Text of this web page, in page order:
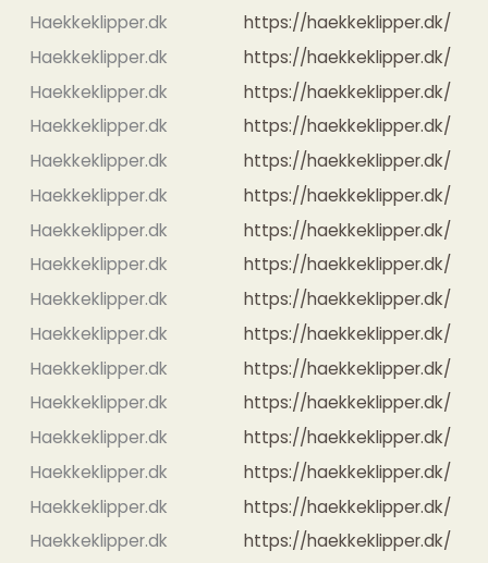
Haekkeklipper.dk
https://haekkeklipper.dk/
Haekkeklipper.dk
https://haekkeklipper.dk/
Haekkeklipper.dk
https://haekkeklipper.dk/
Haekkeklipper.dk
https://haekkeklipper.dk/
Haekkeklipper.dk
https://haekkeklipper.dk/
Haekkeklipper.dk
https://haekkeklipper.dk/
Haekkeklipper.dk
https://haekkeklipper.dk/
Haekkeklipper.dk
https://haekkeklipper.dk/
Haekkeklipper.dk
https://haekkeklipper.dk/
Haekkeklipper.dk
https://haekkeklipper.dk/
Haekkeklipper.dk
https://haekkeklipper.dk/
Haekkeklipper.dk
https://haekkeklipper.dk/
Haekkeklipper.dk
https://haekkeklipper.dk/
Haekkeklipper.dk
https://haekkeklipper.dk/
Haekkeklipper.dk
https://haekkeklipper.dk/
Haekkeklipper.dk
https://haekkeklipper.dk/